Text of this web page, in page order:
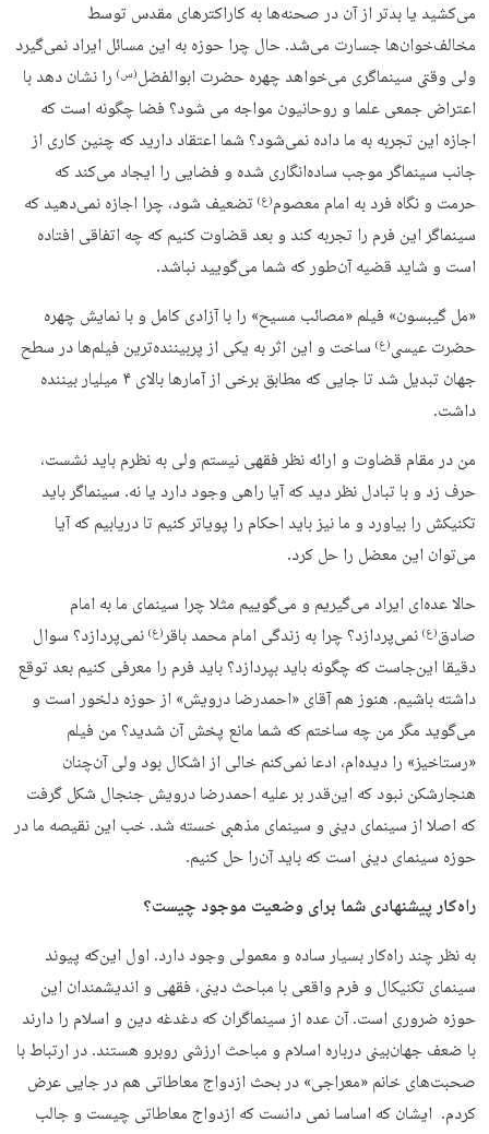
می‌کشید یا بدتر از آن در صحنه‌ها به کاراکترهای مقدس توسط
مخالف‌خوان‌ها جسارت می‌شد. حال چرا حوزه به این مسائل ایراد نمی‌گیرد
ولی وقتی سینماگری می‌خواهد چهره حضرت ابوالفضل(س) را نشان دهد با
اعتراض جمعی علما و روحانیون مواجه می شود؟ فضا چگونه است که
اجازه این تجربه به ما داده نمی‌شود؟ شما اعتقاد دارید که چنین کاری از
جانب سینماگر موجب ساده‌انگاری شده و فضایی را ایجاد می‌کند که
حرمت و نگاه فرد به امام معصوم(ع) تضعیف شود، چرا اجازه نمی‌دهید که
سینماگر این فرم را تجربه کند و بعد قضاوت کنیم که چه اتفاقی افتاده
است و شاید قضیه آن‌طور که شما می‌گویید نباشد.
«مل گیبسون» فیلم «مصائب مسیح» را با آزادی کامل و با نمایش چهره
حضرت عیسی(ع) ساخت و این اثر به یکی از پربیننده‌ترین فیلم‌ها در سطح
جهان تبدیل شد تا جایی که مطابق برخی از آمارها بالای ۴ میلیار بیننده
داشت.
من در مقام قضاوت و ارائه نظر فقهی نیستم ولی به نظرم باید نشست،
حرف زد و با تبادل نظر دید که آیا راهی وجود دارد یا نه. سینماگر باید
تکنیکش را بیاورد و ما نیز باید احکام را پویاتر کنیم تا دریابیم که آیا
می‌توان این معضل را حل کرد.
حالا عده‌ای ایراد می‌گیریم و می‌گوییم مثلا چرا سینمای ما به امام
صادق(ع) نمی‌پردازد؟ چرا به زندگی امام محمد باقر(ع) نمی‌پردازد؟ سوال
دقیقا این‌جاست که چگونه باید بپردازد؟ باید فرم را معرفی کنیم بعد توقع
داشته باشیم. هنوز هم آقای «احمدرضا درویش» از حوزه دلخور است و
می‌گوید مگر من چه ساختم که شما مانع پخش آن شدید؟ من فیلم
«رستاخیز» را دیده‌ام، ادعا نمی‌کنم خالی از اشکال بود ولی آن‌چنان
هنجارشکن نبود که این‌قدر بر علیه احمدرضا درویش جنجال شکل گرفت
که اصلا از سینمای دینی و سینمای مذهبی خسته شد. خب این نقیصه ما در
حوزه سینمای دینی است که باید آن‌را حل کنیم.
راه‌کار پیشنهادی شما برای وضعیت موجود چیست؟
به نظر چند راه‌کار بسیار ساده و معمولی وجود دارد. اول این‌که پیوند
سینمای تکنیکال و فرم واقعی با مباحث دینی، فقهی و اندیشمندان این
حوزه ضروری است. آن عده از سینماگران که دغدغه دین و اسلام را دارند
با ضعف جهان‌بینی درباره اسلام و مباحث ارزشی روبرو هستند. در ارتباط با
صحبت‌های خانم «معراجی» در بحث ازدواج معاطاتی هم در جایی عرض
کردم. ایشان که اساسا نمی دانست که ازدواج معاطاتی چیست و جالب